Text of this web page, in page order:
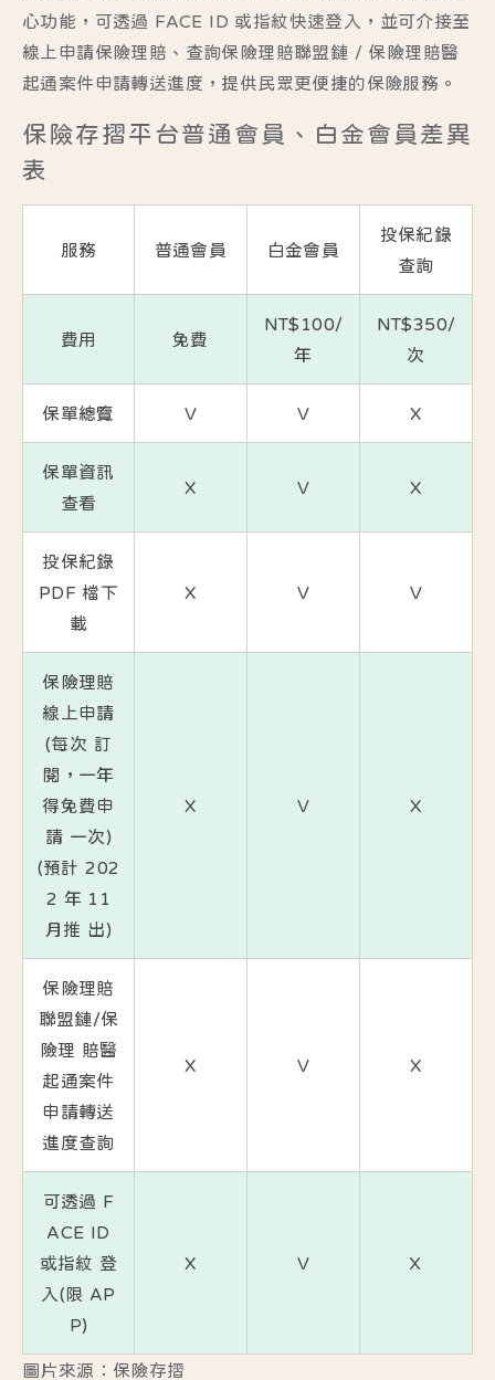
心功能，可透過 FACE ID 或指紋快速登入，並可介接至
線上申請保險理賠、查詢保險理賠聯盟鏈 / 保險理賠醫
起通案件申請轉送進度，提供民眾更便捷的保險服務。
保險存摺平台普通會員、白金會員差異
表
服務 普通會員 白金會員
投保紀錄
查詢
費用 免費
NT$100/
年
NT$350/
次
保單總覽 V V X
保單資訊
查看
X V X
投保紀錄
PDF 檔下
載
X V V
保險理賠
線上申請
(每次 訂
閱，一年
得免費申
請 一次)
(預計 202
2 年 11
月推 出)
X V X
保險理賠
聯盟鏈/保
險理 賠醫
起通案件
申請轉送
進度查詢
X V X
可透過 F
ACE ID
或指紋 登
入(限 AP
P)
X V Ｘ
圖片來源：保險存摺